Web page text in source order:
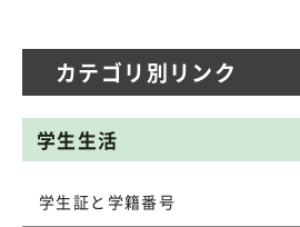
カテゴリ別リンク
学生生活
学生証と学籍番号